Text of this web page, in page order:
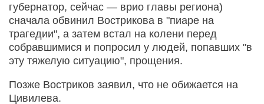
губернатор, сейчас — врио главы региона)
сначала обвинил Вострикова в "пиаре на
трагедии", а затем встал на колени перед
собравшимися и попросил у людей, попавших "в
эту тяжелую ситуацию", прощения.
Позже Востриков заявил, что не обижается на
Цивилева.